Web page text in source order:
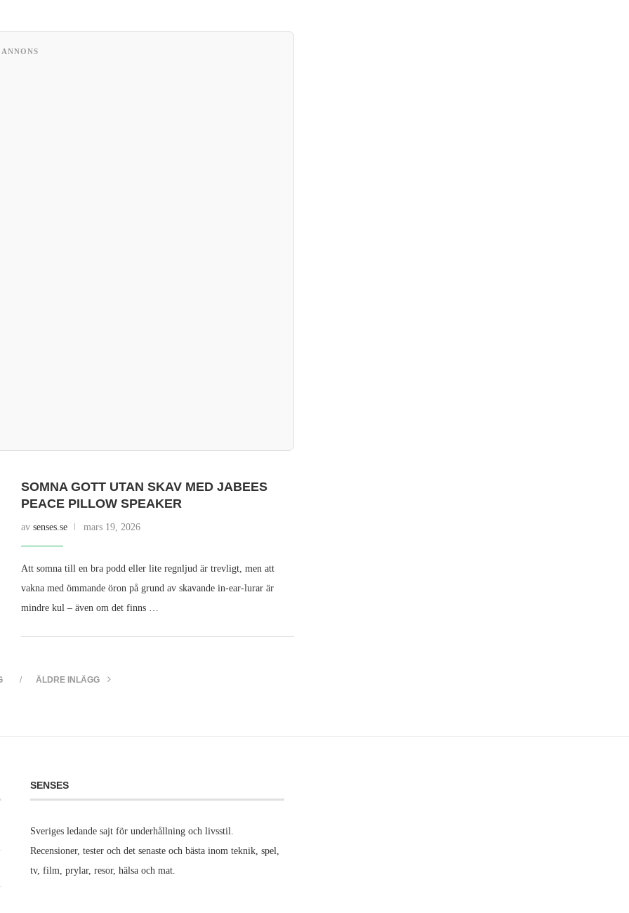
ANNONS
SOMNA GOTT UTAN SKAV MED JABEES
PEACE PILLOW SPEAKER
av senses.se mars 19, 2026
Att somna till en bra podd eller lite regnljud är trevligt, men att
vakna med ömmande öron på grund av skavande in-ear-lurar är
mindre kul – även om det finns …
ÄLDRE INLÄGG
SENSES
Sveriges ledande sajt för underhållning och livsstil.
Recensioner, tester och det senaste och bästa inom teknik, spel,
tv, film, prylar, resor, hälsa och mat.